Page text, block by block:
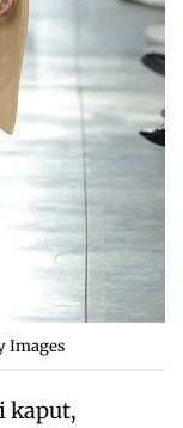
Images
kaput,